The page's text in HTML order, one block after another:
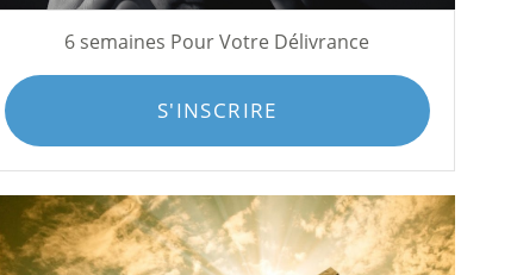
6 semaines Pour Votre Délivrance
S'INSCRIRE